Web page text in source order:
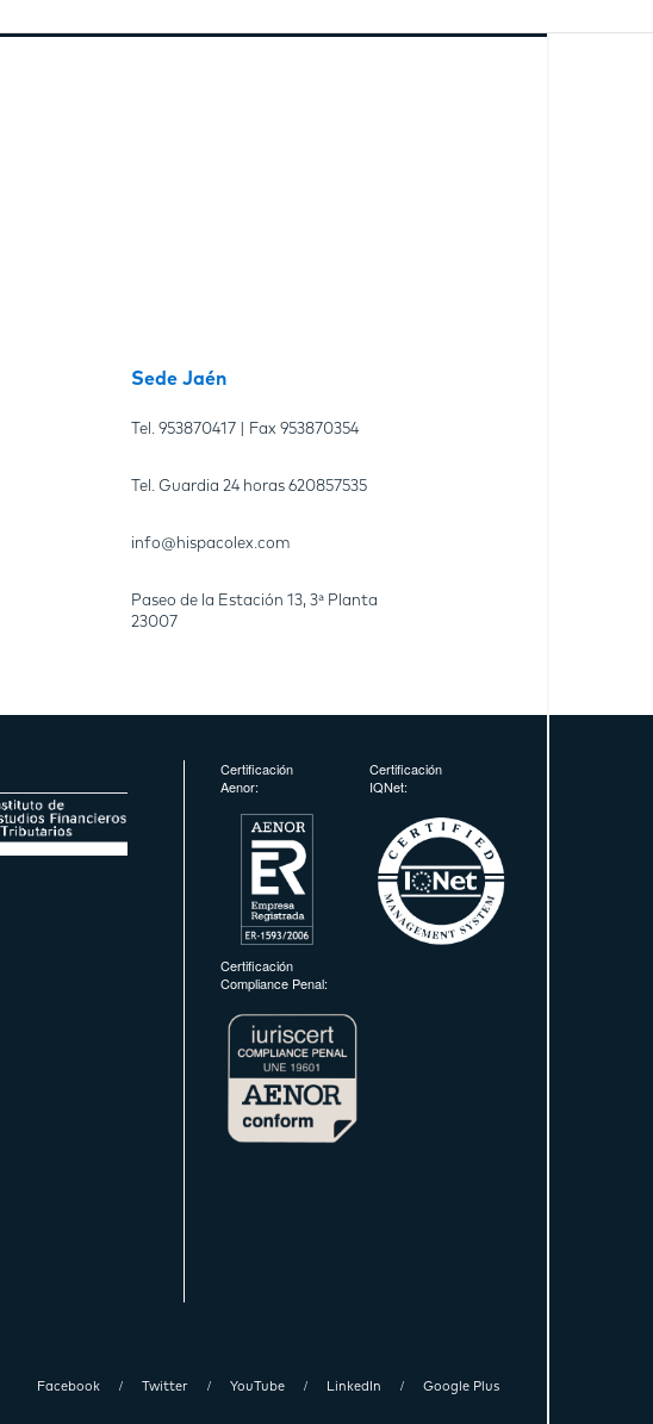
Sede Jaén
Tel.953870417 | Fax953870354
Tel. Guardia 24 horas620857535
info@hispacolex.com
Paseo de la Estación 13, 3ª Planta
23007
Certificación
Aenor:
Certificación
IQNet:
Certificación
Compliance Penal:
Facebook Twitter YouTube LinkedIn Google Plus